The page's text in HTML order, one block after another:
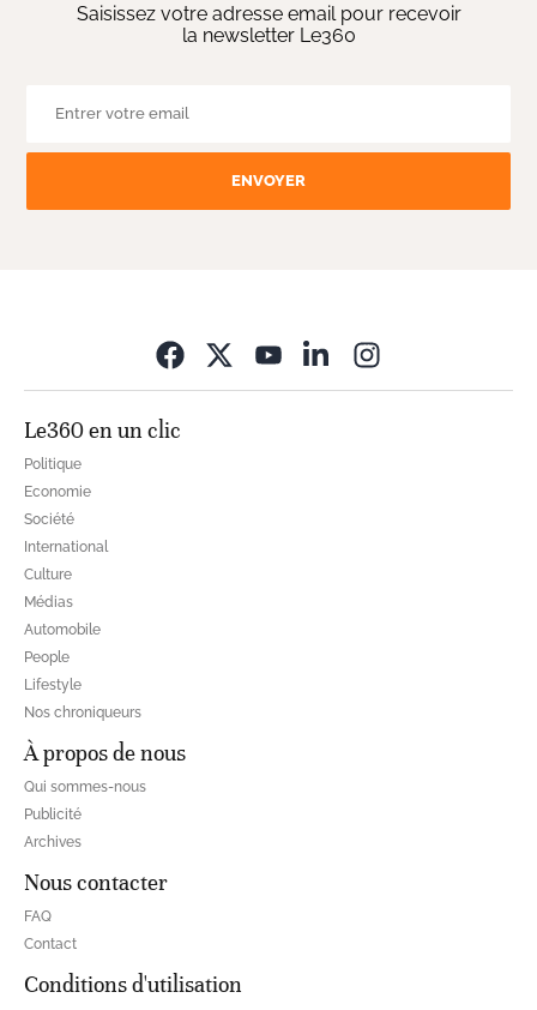
Saisissez votre adresse email pour recevoir
la newsletter Le360
ENVOYER
Le360 en un clic
Politique
Economie
Société
International
Culture
Médias
Automobile
People
Lifestyle
Nos chroniqueurs
À propos de nous
Qui sommes-nous
Publicité
Archives
Nous contacter
FAQ
Contact
Conditions d'utilisation